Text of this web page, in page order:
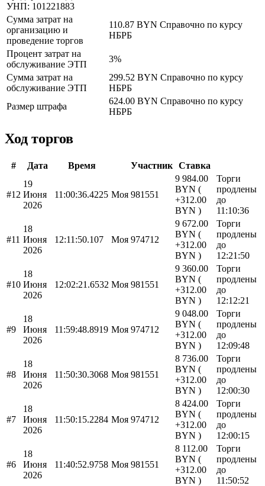
УНП: 101221883
Сумма затрат на
организацию и
проведение торгов
110.87 BYN Справочно по курсу
НБРБ
Процент затрат на
обслуживание ЭТП
3%
Сумма затрат на
обслуживание ЭТП
299.52 BYN Справочно по курсу
НБРБ
Размер штрафа
624.00 BYN Справочно по курсу
НБРБ
Ход торгов
# Дата Время Участник Ставка
#12
19
Июня
2026
11:00:36.4225 Моя 981551
9 984.00
BYN (
+312.00
BYN )
Торги
продлены
до
11:10:36
#11
18
Июня
2026
12:11:50.107 Моя 974712
9 672.00
BYN (
+312.00
BYN )
Торги
продлены
до
12:21:50
#10
18
Июня
2026
12:02:21.6532 Моя 981551
9 360.00
BYN (
+312.00
BYN )
Торги
продлены
до
12:12:21
#9
18
Июня
2026
11:59:48.8919 Моя 974712
9 048.00
BYN (
+312.00
BYN )
Торги
продлены
до
12:09:48
#8
18
Июня
2026
11:50:30.3068 Моя 981551
8 736.00
BYN (
+312.00
BYN )
Торги
продлены
до
12:00:30
#7
18
Июня
2026
11:50:15.2284 Моя 974712
8 424.00
BYN (
+312.00
BYN )
Торги
продлены
до
12:00:15
#6
18
Июня
2026
11:40:52.9758 Моя 981551
8 112.00
BYN (
+312.00
BYN )
Торги
продлены
до
11:50:52